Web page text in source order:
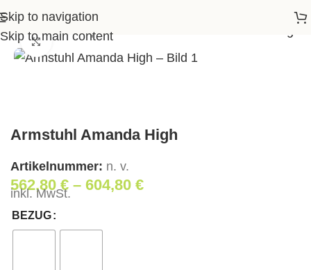
Skip to navigation
Skip to main content
Startseite> Shop>Wohnen
Klick zum Vergrößern
Armstuhl Amanda High
Artikelnummer: n. v.
562,80€ – 604,80 €
inkl. MwSt.
BEZUG